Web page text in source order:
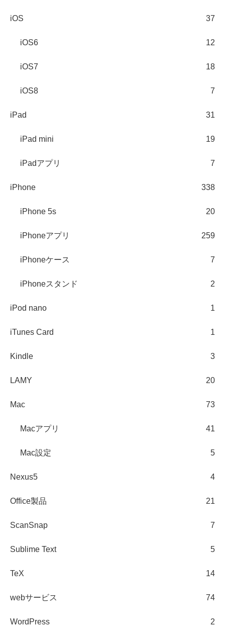
iOS 37
iOS6 12
iOS7 18
iOS8 7
iPad 31
iPad mini 19
iPadアプリ 7
iPhone 338
iPhone 5s 20
iPhoneアプリ 259
iPhoneケース 7
iPhoneスタンド 2
iPod nano 1
iTunes Card 1
Kindle 3
LAMY 20
Mac 73
Macアプリ 41
Mac設定 5
Nexus5 4
Office製品 21
ScanSnap 7
Sublime Text 5
TeX 14
webサービス 74
WordPress 2